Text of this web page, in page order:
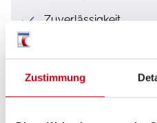
Zustimmung
Zuverlässigkeit
Flexibilität und